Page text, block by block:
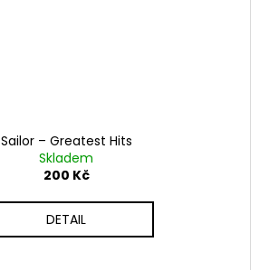
Sailor ‎– Greatest Hits
Skladem
200 Kč
DETAIL